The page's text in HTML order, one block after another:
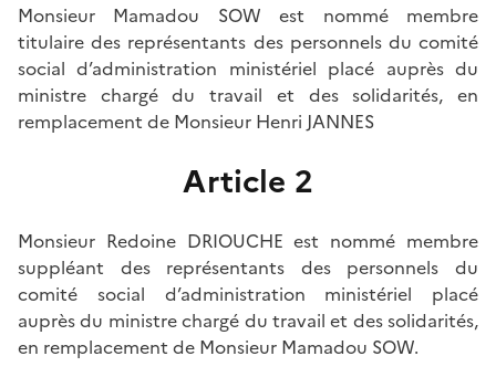
Monsieur Mamadou SOW est nommé membre
titulaire des représentants des personnels du comité
social d’administration ministériel placé auprès du
ministre chargé du travail et des solidarités, en
remplacement de Monsieur Henri JANNES
Article 2
Monsieur Redoine DRIOUCHE est nommé membre
suppléant des représentants des personnels du
comité social d’administration ministériel placé
auprès du ministre chargé du travail et des solidarités,
en remplacement de Monsieur Mamadou SOW.